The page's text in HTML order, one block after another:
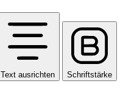
Text ausrichten Schriftstärke